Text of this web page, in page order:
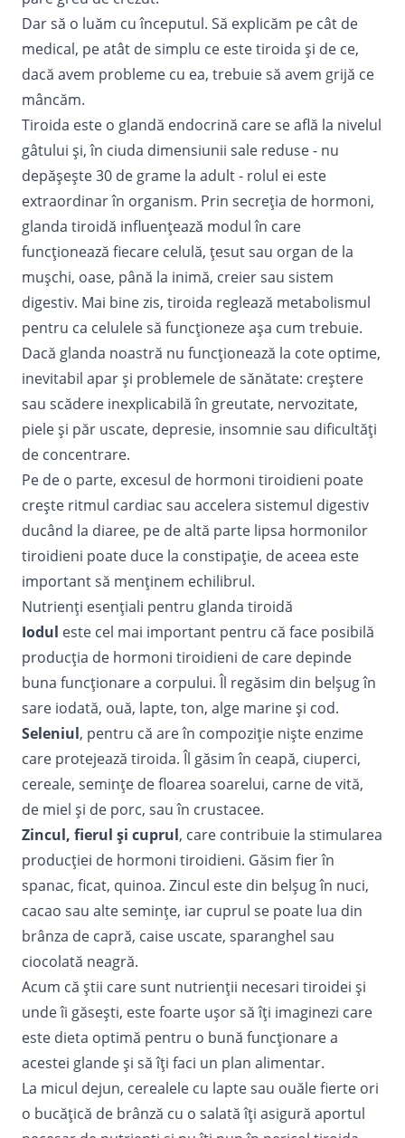
Dar să o luăm cu începutul. Să explicăm pe cât de
medical, pe atât de simplu ce este tiroida şi de ce,
dacă avem probleme cu ea, trebuie să avem grijă ce
mâncăm.
Tiroida este o glandă endocrină care se află la nivelul
gâtului şi, în ciuda dimensiunii sale reduse - nu
depăşeşte 30 de grame la adult - rolul ei este
extraordinar în organism. Prin secreţia de hormoni,
glanda tiroidă influenţează modul în care
funcţionează fiecare celulă, ţesut sau organ de la
muşchi, oase, până la inimă, creier sau sistem
digestiv. Mai bine zis, tiroida reglează metabolismul
pentru ca celulele să funcţioneze aşa cum trebuie.
Dacă glanda noastră nu funcţionează la cote optime,
inevitabil apar şi problemele de sănătate: creştere
sau scădere inexplicabilă în greutate, nervozitate,
piele şi păr uscate, depresie, insomnie sau dificultăţi
de concentrare.
Pe de o parte, excesul de hormoni tiroidieni poate
creşte ritmul cardiac sau accelera sistemul digestiv
ducând la diaree, pe de altă parte lipsa hormonilor
tiroidieni poate duce la constipaţie, de aceea este
important să menţinem echilibrul.
Nutrienţi esenţiali pentru glanda tiroidă
Iodul este cel mai important pentru că face posibilă
producţia de hormoni tiroidieni de care depinde
buna funcţionare a corpului. Îl regăsim din belşug în
sare iodată, ouă, lapte, ton, alge marine şi cod.
Seleniul, pentru că are în compoziţie nişte enzime
care protejează tiroida. Îl găsim în ceapă, ciuperci,
cereale, seminţe de floarea soarelui, carne de vită,
de miel şi de porc, sau în crustacee.
Zincul, fierul şi cuprul, care contribuie la stimularea
producţiei de hormoni tiroidieni. Găsim fier în
spanac, ficat, quinoa. Zincul este din belşug în nuci,
cacao sau alte seminţe, iar cuprul se poate lua din
brânza de capră, caise uscate, sparanghel sau
ciocolată neagră.
Acum că ştii care sunt nutrienţii necesari tiroidei şi
unde îi găseşti, este foarte uşor să îţi imaginezi care
este dieta optimă pentru o bună funcţionare a
acestei glande şi să îţi faci un plan alimentar.
La micul dejun, cerealele cu lapte sau ouăle fierte ori
o bucăţică de brânză cu o salată îţi asigură aportul